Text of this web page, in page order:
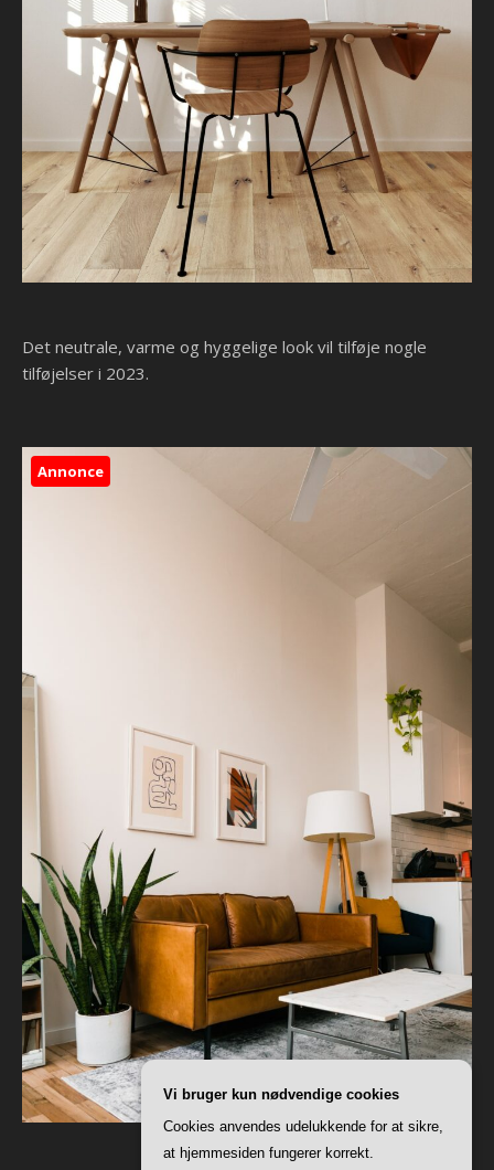
Det neutrale, varme og hyggelige look vil tilføje nogle
tilføjelser i 2023.
Annonce
Vi bruger kun nødvendige cookies
Cookies anvendes udelukkende for at sikre,
at hjemmesiden fungerer korrekt.